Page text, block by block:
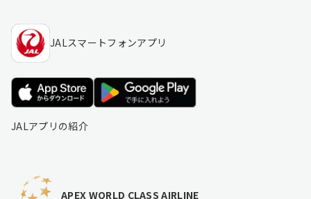
JALスマートフォンアプリ
JALアプリの紹介
APEX WORLD CLASS AIRLINE